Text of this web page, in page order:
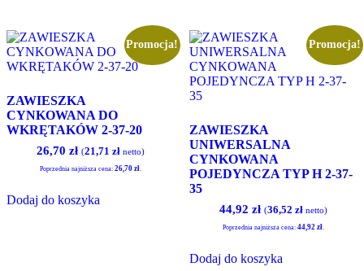
wybrać
na
stronie
Promocja!
ZAWIESZKA
CYNKOWANA DO
WKRĘTAKÓW 2-37-20
Pierwotna
wynosiła:
26,70złAktualna
wynosi:
(21,71zł netto)
Poprzednia najniższa cena:26,70zł.
Dodaj do koszyka
Promocja!
ZAWIESZKA
UNIWERSALNA
CYNKOWANA
POJEDYNCZA TYP H 2-37-
35
Pierwotna
wynosiła:
44,92 złAktualna
wynosi:
(36,52 złnetto)
Poprzednia najniższa cena: 44,92 zł.
Dodaj do koszyka